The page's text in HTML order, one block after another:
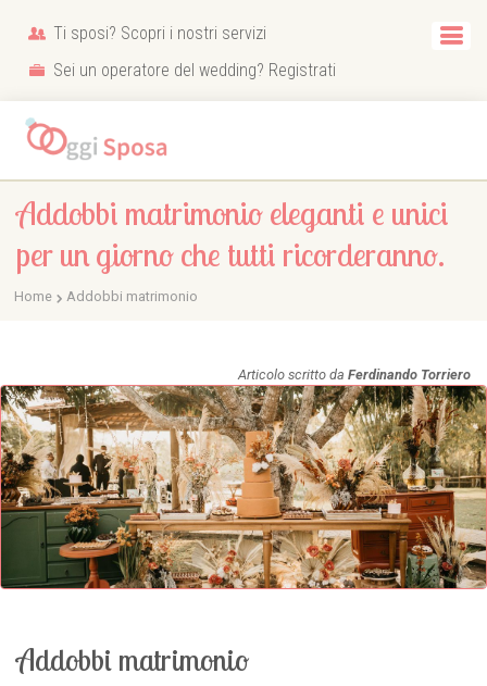
Ti sposi? Scopri i nostri servizi
Sei un operatore del wedding? Registrati
Addobbi matrimonio eleganti e unici
per un giorno che tutti ricorderanno.
Home Addobbi matrimonio
Articolo scritto da Ferdinando Torriero
Addobbi matrimonio